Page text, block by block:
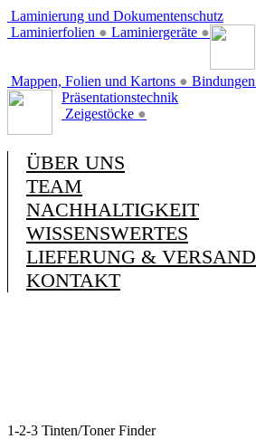
Laminierung und Dokumentenschutz
Laminierfolien ● Laminiergeräte ●
Mappen, Folien und Kartons ● Bindungen
Präsentationstechnik
Zeigestöcke ●
ÜBER UNS
TEAM
NACHHALTIGKEIT
WISSENSWERTES
LIEFERUNG & VERSAND
KONTAKT
1-2-3 Tinten/Toner Finder